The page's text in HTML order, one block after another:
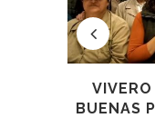
VIVERO
BUENAS